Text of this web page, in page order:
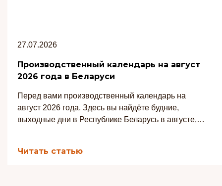
27.07.2026
Производственный календарь на август
2026 года в Беларуси
Перед вами производственный календарь на
август 2026 года. Здесь вы найдёте будние,
выходные дни в Республике Беларусь в августе, а
Читать статью